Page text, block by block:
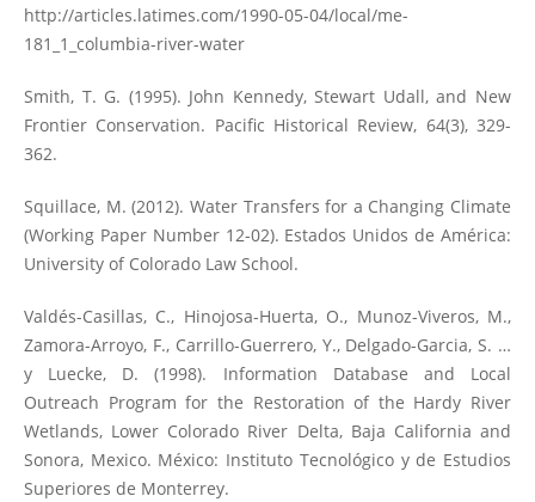
http://articles.latimes.com/1990-05-04/local/me-
181_1_columbia-river-water
Smith, T. G. (1995). John Kennedy, Stewart Udall, and New
Frontier Conservation. Pacific Historical Review, 64(3), 329-
362.
Squillace, M. (2012). Water Transfers for a Changing Climate
(Working Paper Number 12-02). Estados Unidos de América:
University of Colorado Law School.
Valdés-Casillas, C., Hinojosa-Huerta, O., Munoz-Viveros, M.,
Zamora-Arroyo, F., Carrillo-Guerrero, Y., Delgado-Garcia, S. …
y Luecke, D. (1998). Information Database and Local
Outreach Program for the Restoration of the Hardy River
Wetlands, Lower Colorado River Delta, Baja California and
Sonora, Mexico. México: Instituto Tecnológico y de Estudios
Superiores de Monterrey.